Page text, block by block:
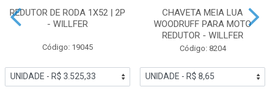
REDUTOR DE RODA 1X52 | 2P
- WILLFER
Código: 19045
CHAVETA MEIA LUA
WOODRUFF PARA MOTO
REDUTOR - WILLFER
Código: 8204